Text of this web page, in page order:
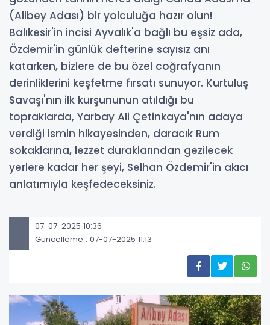
(Alibey Adası) bir yolculuğa hazır olun!
Balıkesir'in incisi Ayvalık'a bağlı bu eşsiz ada,
Özdemir'in günlük defterine sayısız anı
katarken, bizlere de bu özel coğrafyanın
derinliklerini keşfetme fırsatı sunuyor. Kurtuluş
Savaşı'nın ilk kurşununun atıldığı bu
topraklarda, Yarbay Ali Çetinkaya'nın adaya
verdiği ismin hikayesinden, daracık Rum
sokaklarına, lezzet duraklarından gezilecek
yerlere kadar her şeyi, Selhan Özdemir'in akıcı
anlatımıyla keşfedeceksiniz.
07-07-2025 10:36
Güncelleme : 07-07-2025 11:13